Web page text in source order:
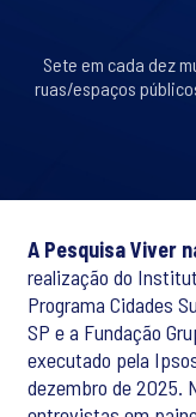
Sete em cada dez
ruas/espaços
A Pesquisa Viver
realização do
Programa Cidades
SP e a Fundação
executado pela
dezembro de 2025.